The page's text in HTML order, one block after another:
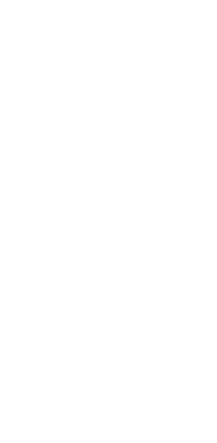
alla goda recept du har